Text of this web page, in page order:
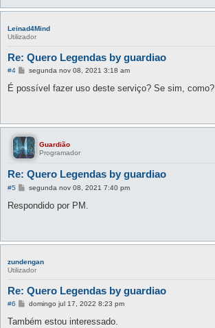
m
Leinad4Mind
Utilizador
Re: Quero Legendas by guardiao
#4
M
n
m
segunda nov 08, 2021 3:18 am
É possível fazer uso deste serviço? Se sim, como?
Guardião
Programador
Re: Quero Legendas by guardiao
#5
M
n
m
segunda nov 08, 2021 7:40 pm
Respondido por PM.
zundengan
Utilizador
Re: Quero Legendas by guardiao
#6
M
n
domingo jul 17, 2022 8:23 pm
Também estou interessado.